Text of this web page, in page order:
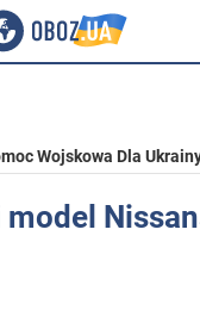
Wojskowa Dla
model